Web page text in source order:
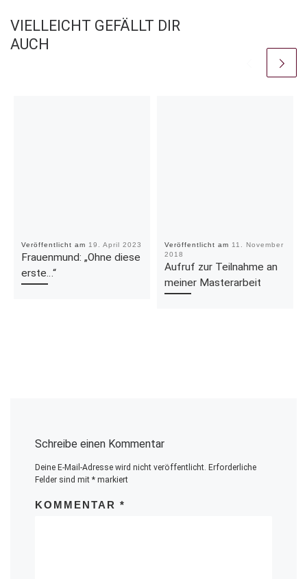
VIELLEICHT GEFÄLLT DIR
AUCH
Veröffentlicht am 19. April 2023
Frauenmund: „Ohne diese
erste…“
Veröffentlicht am 11. November
2018
Aufruf zur Teilnahme an
meiner Masterarbeit
Schreibe einen Kommentar
Deine E-Mail-Adresse wird nicht veröffentlicht. Erforderliche
Felder sind mit* markiert
KOMMENTAR*